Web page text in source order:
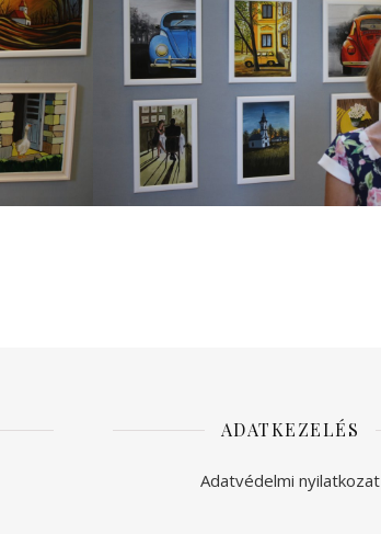
ADATKEZELÉS
Adatvédelmi nyilatkozat